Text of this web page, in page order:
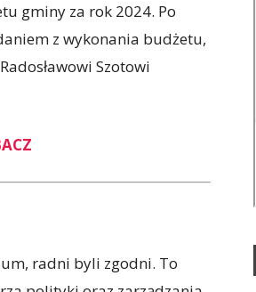
gminy za rok 2024. Po
z wykonania budżetu,
Szotowi
radni byli zgodni. To